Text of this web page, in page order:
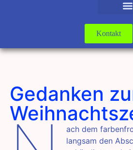
Kontakt
Gedanken
ach dem
langsam den